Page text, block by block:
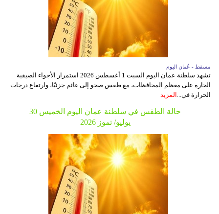
مسقط - عُمان اليوم
تشهد سلطنة عمان اليوم السبت 1 أغسطس 2026 استمرار الأجواء الصيفية
الحارة على معظم المحافظات، مع طقس صحو إلى غائم جزئيًا، وارتفاع درجات
الحرارة في... المزيد
حالة الطقس في سلطنة عمان اليوم الخميس 30
يوليو/ تموز 2026